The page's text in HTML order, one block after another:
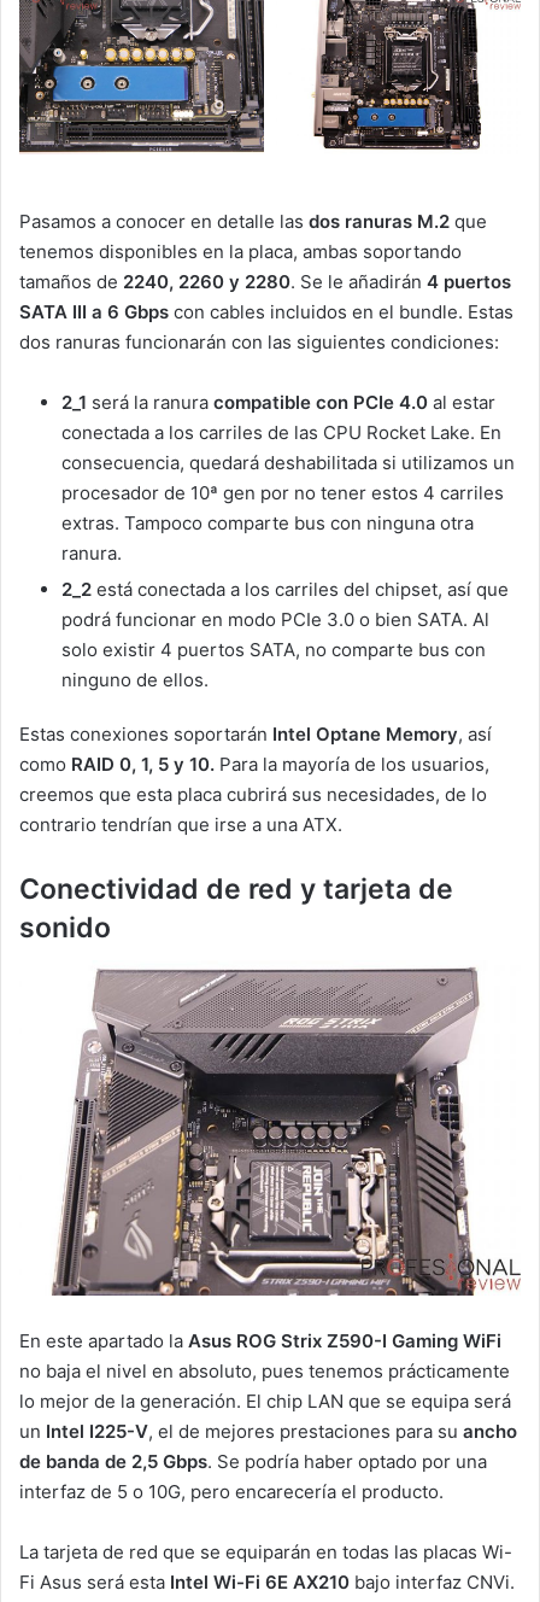
Pasamos a conocer en detalle las dos ranuras M.2 que
tenemos disponibles en la placa, ambas soportando
tamaños de 2240, 2260 y 2280. Se le añadirán 4 puertos
SATA III a 6 Gbps con cables incluidos en el bundle. Estas
dos ranuras funcionarán con las siguientes condiciones:
2_1 será la ranura compatible con PCIe 4.0 al estar
conectada a los carriles de las CPU Rocket Lake. En
consecuencia, quedará deshabilitada si utilizamos un
procesador de 10ª gen por no tener estos 4 carriles
extras. Tampoco comparte bus con ninguna otra
ranura.
2_2 está conectada a los carriles del chipset, así que
podrá funcionar en modo PCIe 3.0 o bien SATA. Al
solo existir 4 puertos SATA, no comparte bus con
ninguno de ellos.
Estas conexiones soportarán Intel Optane Memory, así
como RAID 0, 1, 5 y 10. Para la mayoría de los usuarios,
creemos que esta placa cubrirá sus necesidades, de lo
contrario tendrían que irse a una ATX.
Conectividad de red y tarjeta de
sonido
En este apartado la Asus ROG Strix Z590-I Gaming WiFi
no baja el nivel en absoluto, pues tenemos prácticamente
lo mejor de la generación. El chip LAN que se equipa será
un Intel I225-V, el de mejores prestaciones para su ancho
de banda de 2,5 Gbps. Se podría haber optado por una
interfaz de 5 o 10G, pero encarecería el producto.
La tarjeta de red que se equiparán en todas las placas Wi-
Fi Asus será esta Intel Wi-Fi 6E AX210 bajo interfaz CNVi.